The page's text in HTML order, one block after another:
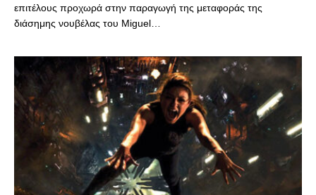
επιτέλους προχωρά στην παραγωγή της μεταφοράς της
διάσημης νουβέλας του Miguel…